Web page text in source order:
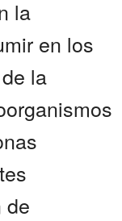
la
en los
la
de